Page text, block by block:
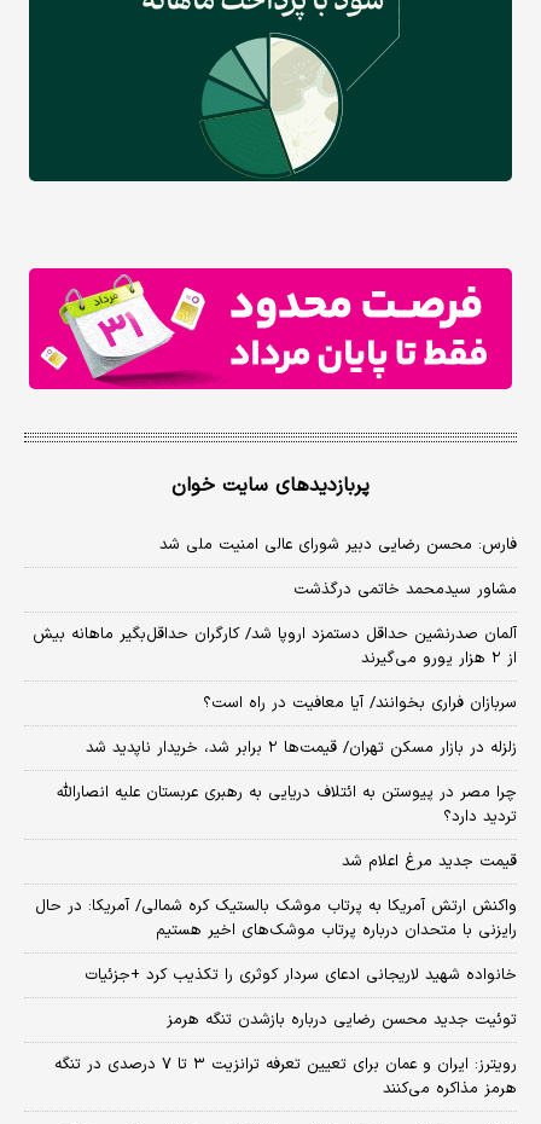
پربازدیدهای سایت خوان
فارس: محسن رضایی دبیر شورای عالی امنیت ملی شد
مشاور سیدمحمد خاتمی درگذشت
آلمان صدرنشین حداقل دستمزد اروپا شد/ کارگران حداقل‌بگیر ماهانه بیش
از ۲ هزار یورو می‌گیرند
سربازان فراری بخوانند/ آیا معافیت در راه است؟
زلزله در بازار مسکن تهران/ قیمت‌ها ۲ برابر شد، خریدار ناپدید شد
چرا مصر در پیوستن به ائتلاف دریایی به رهبری عربستان علیه انصارالله
تردید دارد؟
قیمت جدید مرغ اعلام شد
واکنش ارتش آمریکا به پرتاب موشک بالستیک کره شمالی/ آمریکا: در حال
رایزنی با متحدان درباره پرتاب موشک‌های اخیر هستیم
خانواده شهید لاریجانی ادعای سردار کوثری را تکذیب کرد +جزئیات
توئیت جدید محسن رضایی درباره بازشدن تنگه هرمز
رویترز: ایران و عمان برای تعیین تعرفه ترانزیت ۳ تا ۷ درصدی در تنگه
هرمز مذاکره می‌کنند